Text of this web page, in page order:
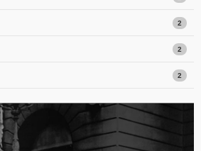
2
2
2